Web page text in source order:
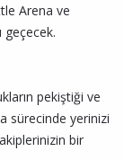
Arena ve
geçecek.
pekiştiği ve
sürecinde yerinizi
bir